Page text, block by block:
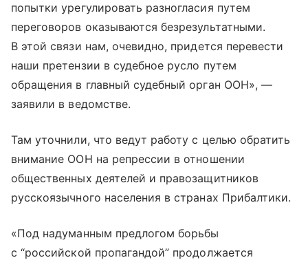
попытки урегулировать разногласия путем
переговоров оказываются безрезультатными.
В этой связи нам, очевидно, придется перевести
наши претензии в судебное русло путем
обращения в главный судебный орган ООН», —
заявили в ведомстве.
Там уточнили, что ведут работу с целью обратить
внимание ООН на репрессии в отношении
общественных деятелей и правозащитников
русскоязычного населения в странах Прибалтики.
«Под надуманным предлогом борьбы
с “российской пропагандой” продолжается